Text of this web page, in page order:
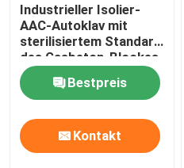
Industrieller Isolier-
AAC-Autoklav mit
sterilisiertem Standard
des Gasbeton-Blockes
ASME
Bestpreis
Kontakt